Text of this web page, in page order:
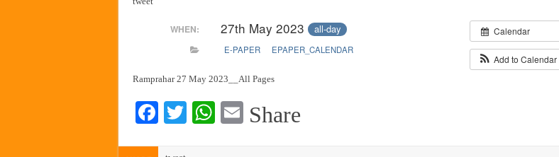
कामोठे येथे समाजोपयोगी वस्तूंच्या वाटपाचा उपक्रम
छत्रपती शिवाजी महाराज महाराजस्व समाधान शिबिरास पनवेलमध्ये उत्स्फूर्त प्रतिसाद
बाल्मर लॉरी आणि शेल इंडियातील कंत्राटी कामगारांना भरघोस पगारवाढ
Calendar
Add to Calendar
WHEN: 27th May 2023 all-day
E-PAPER EPAPER_CALENDAR
Ramprahar 27 May 2023__All Pages
Fa T
W E
Share